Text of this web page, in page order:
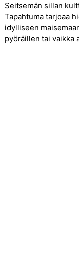
Seitsemän sillan
Tapahtuma tarjoaa
idylliseen
pyöräillen tai vaikka